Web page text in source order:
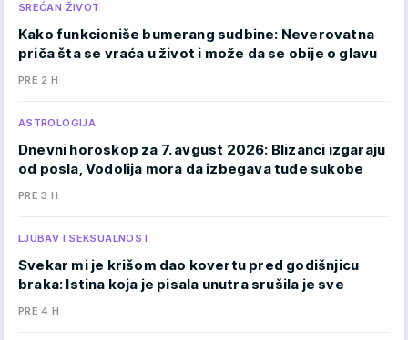
SREĆAN ŽIVOT
Kako funkcioniše bumerang sudbine: Neverovatna
priča šta se vraća u život i može da se obije o glavu
PRE 2 H
ASTROLOGIJA
Dnevni horoskop za 7. avgust 2026: Blizanci izgaraju
od posla, Vodolija mora da izbegava tuđe sukobe
PRE 3 H
LJUBAV I SEKSUALNOST
Svekar mi je krišom dao kovertu pred godišnjicu
braka: Istina koja je pisala unutra srušila je sve
PRE 4 H